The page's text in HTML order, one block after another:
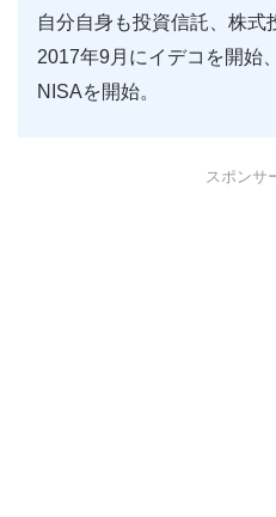
自分自身も投資信託、株式
2017年9月にイデコを開始
NISAを開始。
スポンサ